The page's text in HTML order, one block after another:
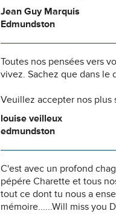
Jean Guy Marquis
Edmundston
Toutes nos pensées vers
vivez. Sachez que dans le
Veuillez accepter nos plus
louise veilleux
edmundston
C'est avec un profond
pépére Charette et tous
tout ce dont tu nous a
mémoire......Will miss you